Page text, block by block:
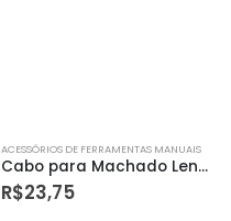
ACESSÓRIOS DE FERRAMENTAS MANUAIS
Cabo para Machado Lenhador 97cm Polido – Paraboni
R$23,75